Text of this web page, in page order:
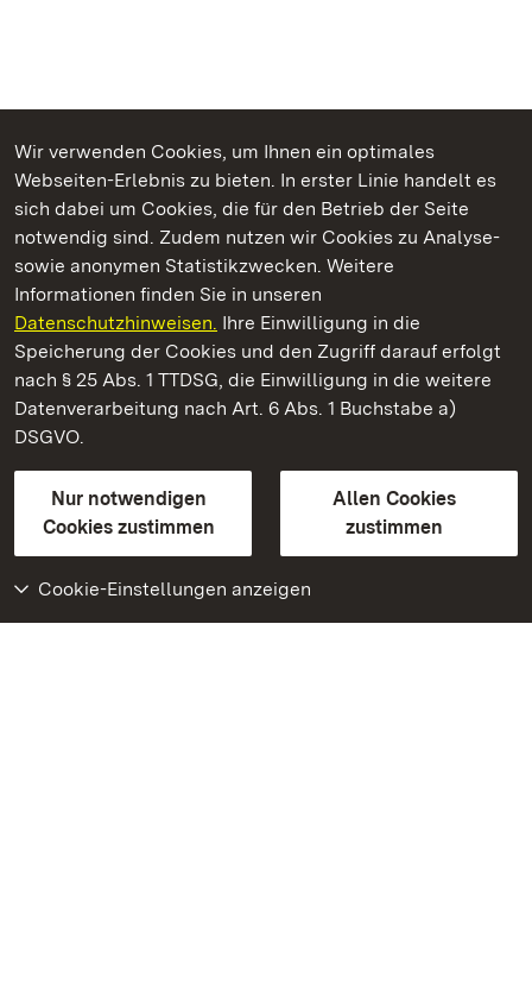
Wir verwenden Cookies, um Ihnen ein optimales
Webseiten-Erlebnis zu bieten. In erster Linie handelt es
sich dabei um Cookies, die für den Betrieb der Seite
notwendig sind. Zudem nutzen wir Cookies zu Analyse-
sowie anonymen Statistikzwecken. Weitere
Informationen finden Sie in unseren
Datenschutzhinweisen. Ihre Einwilligung in die
Speicherung der Cookies und den Zugriff darauf erfolgt
nach § 25 Abs. 1 TTDSG, die Einwilligung in die weitere
Datenverarbeitung nach Art. 6 Abs. 1 Buchstabe a)
DSGVO.
Nur notwendigen
Cookies zustimmen
Allen Cookies
zustimmen
Cookie-Einstellungen anzeigen
Kommen. Staunen. Genießen.
Heuneburg – Stadt Pyrene
Staatliche Schlösser und Gärten Baden-Württemberg
Kontakt
GebärdenspracheLeichte Sprache
Erklärung zur Barrierefreiheit
BITV-konform (geprüfte Seiten)
Weiteres